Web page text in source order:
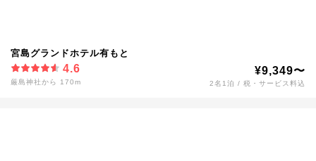
宮島グランドホテル有もと
4.6
厳島神社から 170m
¥9,349〜
2名1泊 / 税・サービス料込